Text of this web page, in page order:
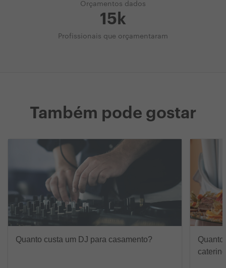
Orçamentos dados
15k
Profissionais que orçamentaram
Também pode gostar
Quanto custa um DJ para casamento?